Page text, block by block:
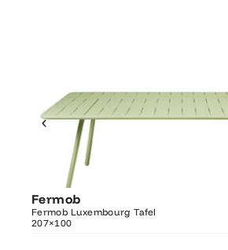
Fermob
Fermob Luxembourg Tafel
207×100Luxembourg Tafel